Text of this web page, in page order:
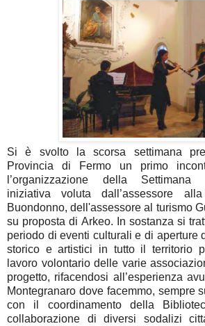
Si è svolto la scorsa settimana
Provincia di Fermo un primo
l’organizzazione della Settimana
iniziativa voluta dall’assessore
Buondonno, dell'assessore al turismo
su proposta di Arkeo. In sostanza si
periodo di eventi culturali e di aperture
storico e artistici in tutto il territorio
lavoro volontario delle varie
progetto, rifacendosi all’esperienza
Montegranaro dove facemmo, sempre
con il coordinamento della
collaborazione di diversi sodalizi